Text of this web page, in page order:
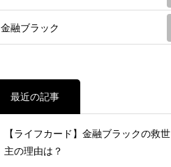
金融ブラック
最近の記事
【ライフカード】金融ブラックの救世
主の理由は？